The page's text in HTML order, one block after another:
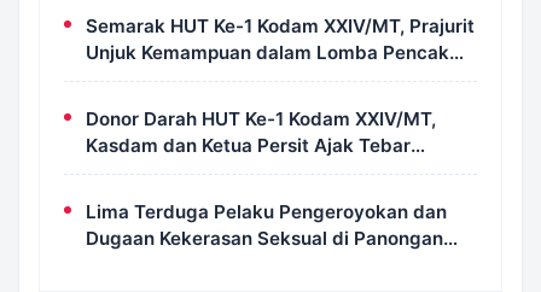
Semarak HUT Ke-1 Kodam XXIV/MT, Prajurit
Unjuk Kemampuan dalam Lomba Pencak
Silat Militer
Donor Darah HUT Ke-1 Kodam XXIV/MT,
Kasdam dan Ketua Persit Ajak Tebar
Kepedulian untuk Sesama
Lima Terduga Pelaku Pengeroyokan dan
Dugaan Kekerasan Seksual di Panongan